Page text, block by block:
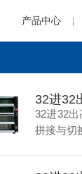
产品中心 |
32进32
拼接与切